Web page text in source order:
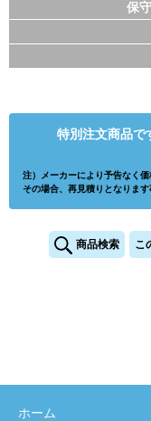
保
特別注文商品で
注）メーカーにより予告なく
その場合、再見積りとなります
商品検索 こ
ホーム